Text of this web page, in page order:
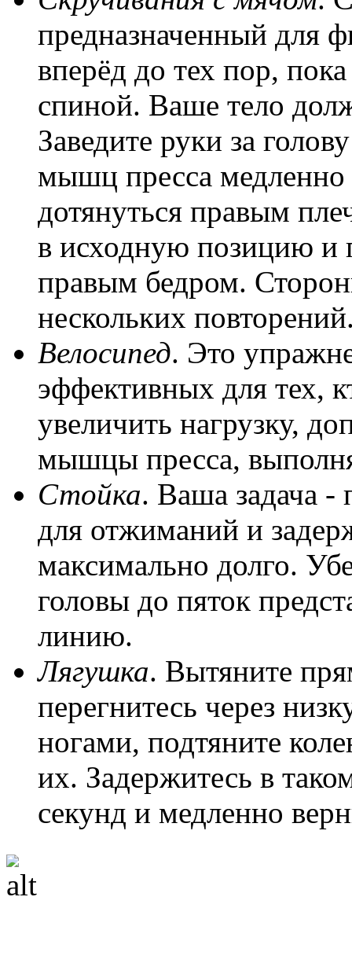
предназначенный для
вперёд до тех пор,
спиной. Ваше тело
Заведите руки за
мышц пресса медленно
дотянуться правым
в исходную позицию и
правым бедром.
нескольких
Велосипед. Это
эффективных для тех,
увеличить нагрузку,
мышцы пресса,
Стойка. Ваша задача -
для отжиманий и
максимально долго.
головы до пяток
линию.
Лягушка. Вытяните
перегнитесь через
ногами, подтяните
их. Задержитесь в
секунд и медленно